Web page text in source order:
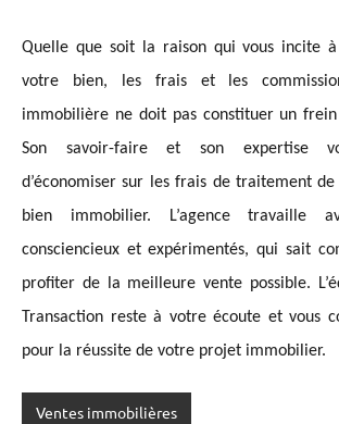
Quelle que soit la raison qui vous incite
votre bien, les frais et les
immobilière ne doit pas constituer un
Son savoir-faire et son expertise
d’économiser sur les frais de traitement
bien immobilier. L’agence travaille
consciencieux et expérimentés, qui sait
profiter de la meilleure vente possible.
Transaction reste à votre écoute et vous
pour la réussite de votre projet immobilier.
Ventes immobilières